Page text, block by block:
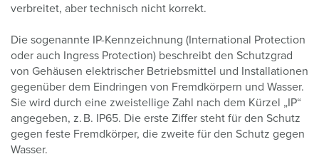
verbreitet, aber technisch nicht korrekt.
Die sogenannte IP-Kennzeichnung (International Protection
oder auch Ingress Protection) beschreibt den Schutzgrad
von Gehäusen elektrischer Betriebsmittel und Installationen
gegenüber dem Eindringen von Fremdkörpern und Wasser.
Sie wird durch eine zweistellige Zahl nach dem Kürzel „IP“
angegeben, z. B. IP65. Die erste Ziffer steht für den Schutz
gegen feste Fremdkörper, die zweite für den Schutz gegen
Wasser.